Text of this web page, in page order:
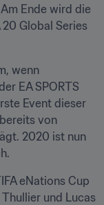
Ende wird die
20 Global Series
wenn
EA SPORTS
Event dieser
von
2020 ist nun
eNations Cup
und Lucas